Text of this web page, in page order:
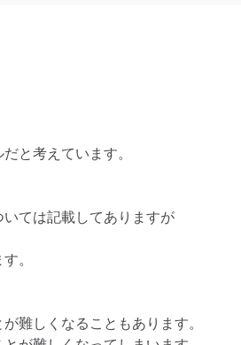
と考えています。
いては記載してありますが
。
難しくなることもあります。